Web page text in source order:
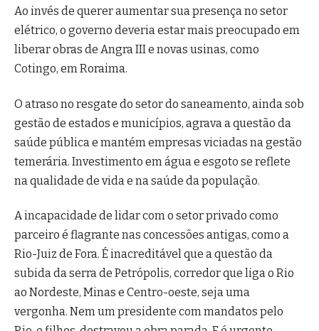
Ao invés de querer aumentar sua presença no setor
elétrico, o governo deveria estar mais preocupado em
liberar obras de Angra III e novas usinas, como
Cotingo, em Roraima.
O atraso no resgate do setor do saneamento, ainda sob
gestão de estados e municípios, agrava a questão da
saúde pública e mantém empresas viciadas na gestão
temerária. Investimento em água e esgoto se reflete
na qualidade de vida e na saúde da população.
A incapacidade de lidar com o setor privado como
parceiro é flagrante nas concessões antigas, como a
Rio-Juiz de Fora. É inacreditável que a questão da
subida da serra de Petrópolis, corredor que liga o Rio
ao Nordeste, Minas e Centro-oeste, seja uma
vergonha. Nem um presidente com mandatos pelo